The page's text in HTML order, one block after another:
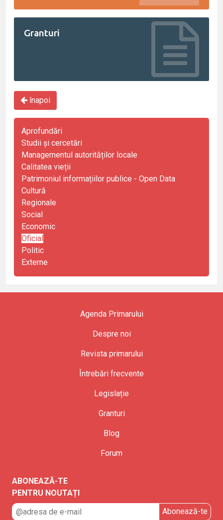
Granturi
înapoi
Aprofundări
Studii și cercetări
Managementul autorităților locale
Calitatea vieții
Patrimoniul informațiilor publice - Open Data
Cultură
Regionale
Social
Economic
Oficial
Politic
Externe
Agenda Primarului
Despre noi
Revista primarului
Întrebări frecvente
Legislație
Granturi
Blog
Forum
ABONEAZĂ-TE
PENTRU NOUTAȚI